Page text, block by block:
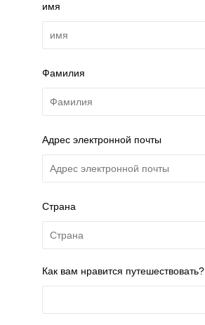
имя
Фамилия
Адрес электронной почты
Страна
Как вам нравится путешествовать?